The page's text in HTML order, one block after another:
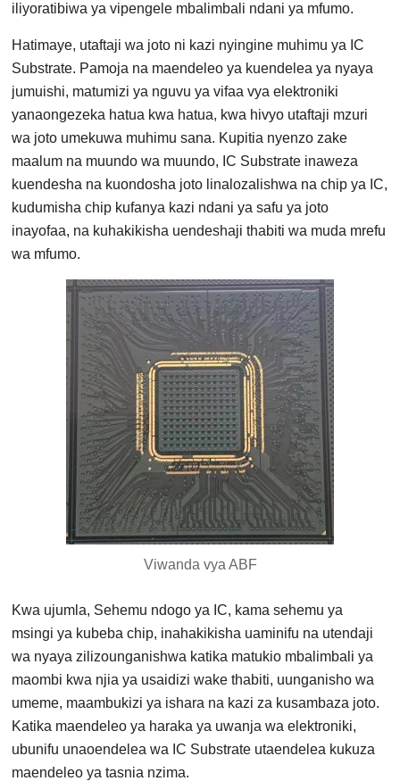
iliyoratibiwa ya vipengele mbalimbali ndani ya mfumo.
Hatimaye, utaftaji wa joto ni kazi nyingine muhimu ya IC
Substrate. Pamoja na maendeleo ya kuendelea ya nyaya
jumuishi, matumizi ya nguvu ya vifaa vya elektroniki
yanaongezeka hatua kwa hatua, kwa hivyo utaftaji mzuri
wa joto umekuwa muhimu sana. Kupitia nyenzo zake
maalum na muundo wa muundo, IC Substrate inaweza
kuendesha na kuondosha joto linalozalishwa na chip ya IC,
kudumisha chip kufanya kazi ndani ya safu ya joto
inayofaa, na kuhakikisha uendeshaji thabiti wa muda mrefu
wa mfumo.
Viwanda vya ABF
Kwa ujumla, Sehemu ndogo ya IC, kama sehemu ya
msingi ya kubeba chip, inahakikisha uaminifu na utendaji
wa nyaya zilizounganishwa katika matukio mbalimbali ya
maombi kwa njia ya usaidizi wake thabiti, uunganisho wa
umeme, maambukizi ya ishara na kazi za kusambaza joto.
Katika maendeleo ya haraka ya uwanja wa elektroniki,
ubunifu unaoendelea wa IC Substrate utaendelea kukuza
maendeleo ya tasnia nzima.